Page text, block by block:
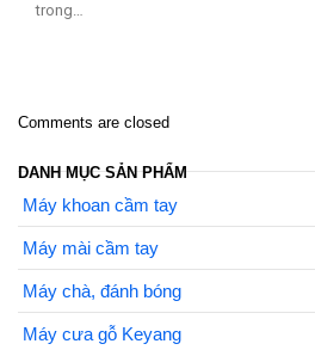
trong…
Comments are closed
DANH MỤC SẢN PHẨM
Máy khoan cầm tay
Máy mài cầm tay
Máy chà, đánh bóng
Máy cưa gỗ Keyang